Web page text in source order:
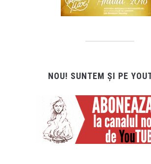
NOU! SUNTEM ȘI PE